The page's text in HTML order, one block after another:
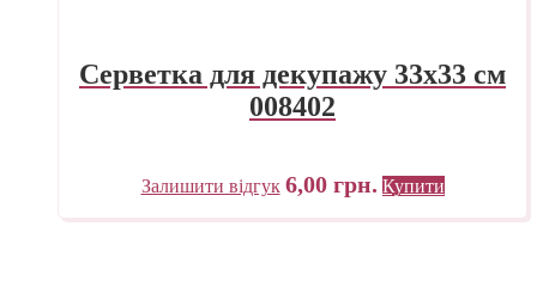
Серветка для декупажу 33х33 см
008402
Залишити відгук 6,00 грн. Купити